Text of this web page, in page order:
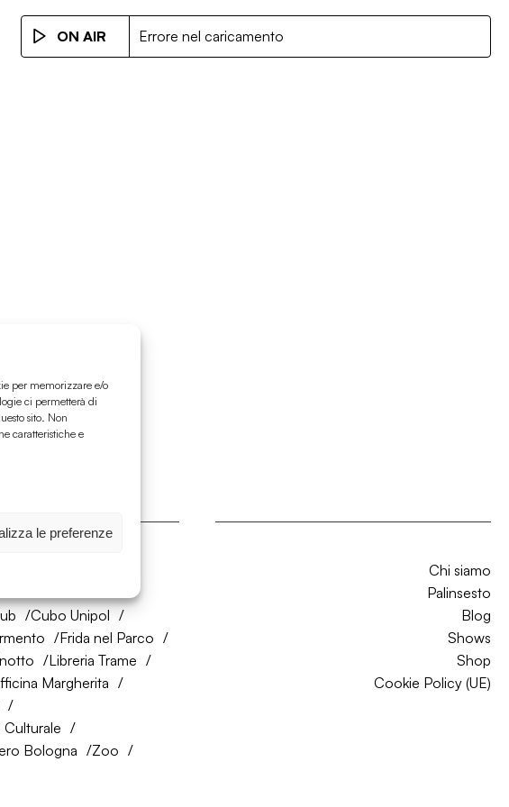
per memorizzare e/o
ci permetterà di
sito. Non
caratteristiche e
le preferenze
ON AIR Errore nel caricamento
Cubo Unipol
Frida nel Parco
Libreria Trame
Margherita
Culturale
Bologna Zoo
Chi siamo
Palinsesto
Blog
Shows
Shop
Cookie Policy (UE)